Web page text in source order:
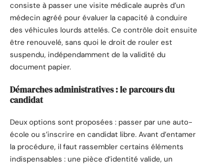
consiste à passer une visite médicale auprès d’un
médecin agréé pour évaluer la capacité à conduire
des véhicules lourds attelés. Ce contrôle doit ensuite
être renouvelé, sans quoi le droit de rouler est
suspendu, indépendamment de la validité du
document papier.
Démarches administratives : le parcours du
candidat
Deux options sont proposées : passer par une auto-
école ou s’inscrire en candidat libre. Avant d’entamer
la procédure, il faut rassembler certains éléments
indispensables : une pièce d’identité valide, un